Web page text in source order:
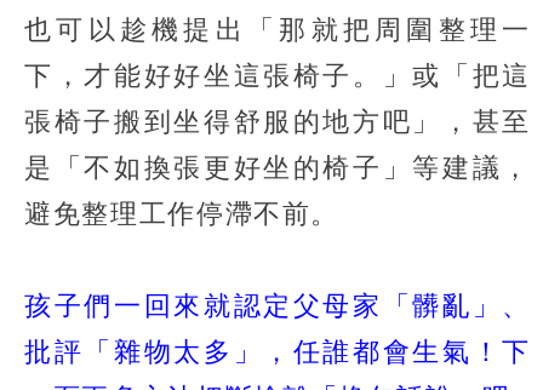
也可以趁機提出「那就把周圍整理一
下，才能好好坐這張椅子。」或「把這
張椅子搬到坐得舒服的地方吧」，甚至
是「不如換張更好坐的椅子」等建議，
避免整理工作停滯不前。
孩子們一回來就認定父母家「髒亂」、
批評「雜物太多」，任誰都會生氣！下